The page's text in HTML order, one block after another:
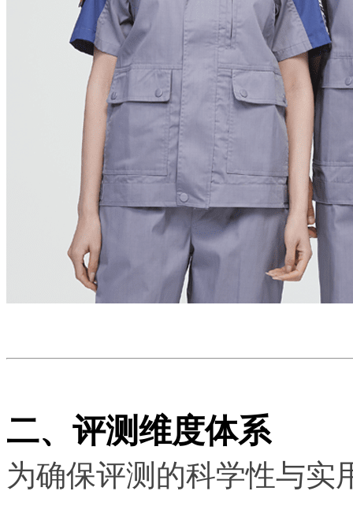
二、评测维度体系
为确保评测的科学性与实